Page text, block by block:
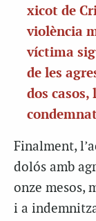
xicot de
violència
víctima
de les
dos casos,
Finalment,
dolós amb
onze mesos,
i a